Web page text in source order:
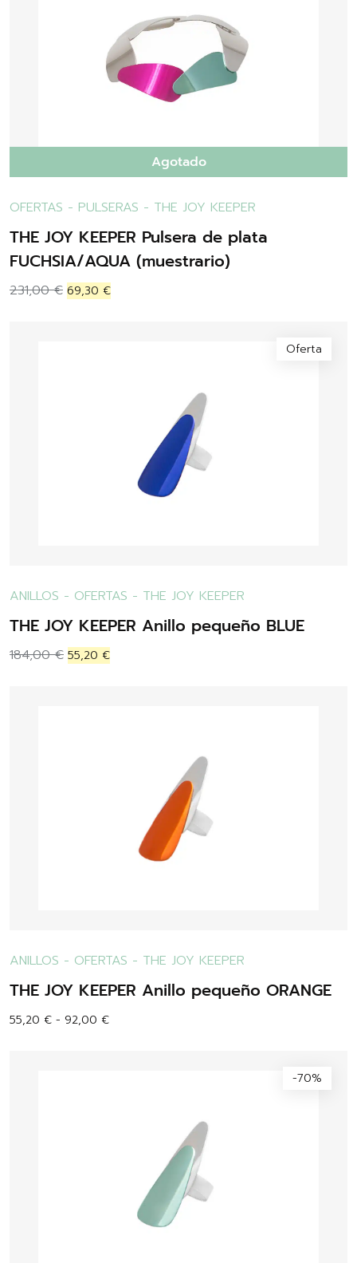
Agotado
OFERTAS - PULSERAS - THE JOY KEEPER
THE JOY KEEPER Pulsera de plata
FUCHSIA/AQUA (muestrario)
231,00€ 69,30 €
Oferta
ANILLOS - OFERTAS - THE JOY KEEPER
THE JOY KEEPER Anillo pequeño BLUE
184,00€ 55,20 €
ANILLOS - OFERTAS - THE JOY KEEPER
THE JOY KEEPER Anillo pequeño ORANGE
55,20 € - 92,00 €
-70%